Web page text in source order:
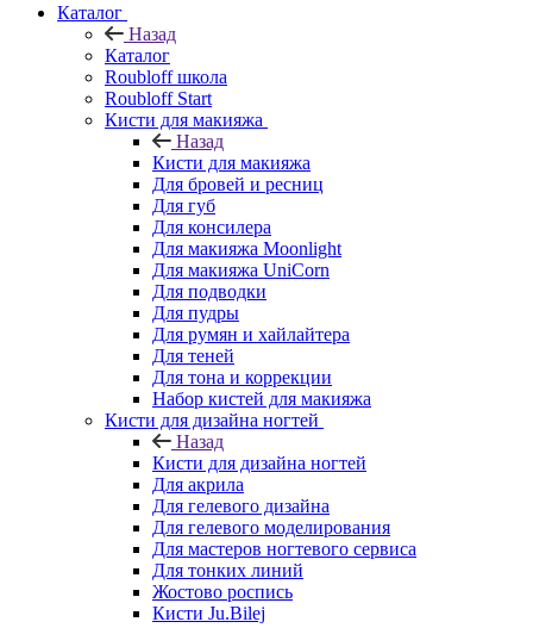
Каталог
Назад
Каталог
Roubloff школа
Roubloff Start
Кисти для макияжа
Назад
Кисти для макияжа
Для бровей и ресниц
Для губ
Для консилера
Для макияжа Moonlight
Для макияжа UniCorn
Для подводки
Для пудры
Для румян и хайлайтера
Для теней
Для тона и коррекции
Набор кистей для макияжа
Кисти для дизайна ногтей
Назад
Кисти для дизайна ногтей
Для акрила
Для гелевого дизайна
Для гелевого моделирования
Для мастеров ногтевого сервиса
Для тонких линий
Жостово роспись
Кисти Ju.Bilej